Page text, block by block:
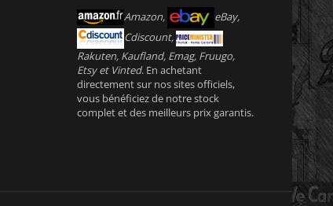
Amazon,
eBay,
Cdiscount,
Rakuten, Kaufland, Emag, Fruugo,
Etsy et Vinted. En achetant
directement sur nos sites officiels,
vous bénéficiez de notre stock
complet et des meilleurs prix garantis.